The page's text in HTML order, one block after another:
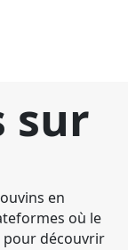
sur
en
où le
pour découvrir